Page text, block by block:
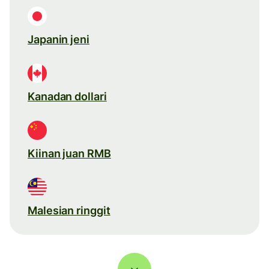
Japanin jeni
Kanadan dollari
Kiinan juan RMB
Malesian ringgit